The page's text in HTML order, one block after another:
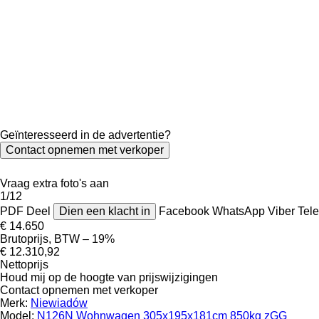
Geïnteresseerd in de advertentie?
Contact opnemen met verkoper
Vraag extra foto's aan
1/12
PDF Deel Dien een klacht in Facebook WhatsApp Viber
€ 14.650
Brutoprijs, BTW – 19%
€ 12.310,92
Nettoprijs
Houd mij op de hoogte van prijswijzigingen
Contact opnemen met verkoper
Merk: Niewiadów
Model: N126N Wohnwagen 305x195x181cm 850kg zGG